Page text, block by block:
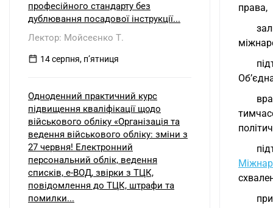
права,
професійного стандарту без
дублювання посадової інструкції...
Лектор: Мойсеєнко Т.
14 серпня, пʼятниця
Одноденний практичний курс
підвищення кваліфікації щодо
військового обліку «Організація та
ведення військового обліку: зміни з
27 червня! Електронний
персональний облік, ведення
списків, е-ВОД, звірки з ТЦК,
повідомлення до ТЦК, штрафи та
помилки...